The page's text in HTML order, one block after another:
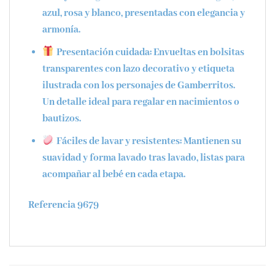
azul, rosa y blanco, presentadas con elegancia y
armonía.
Presentación cuidada: Envueltas en bolsitas
transparentes con lazo decorativo y etiqueta
ilustrada con los personajes de Gamberritos.
Un detalle ideal para regalar en nacimientos o
bautizos.
Fáciles de lavar y resistentes: Mantienen su
suavidad y forma lavado tras lavado, listas para
acompañar al bebé en cada etapa.
Referencia 9679